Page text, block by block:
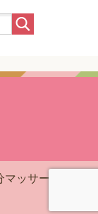
ッサージ